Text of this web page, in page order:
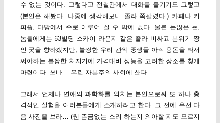
수 없는 것이다. 그렇다고 전철간에서 대화를 즐기기도 그렇고
(본인은 해봤다. 나중에 생각해보니 졸라 쪽팔렸다.) 카페나 커
피숍, 다방에서 주로 이루어 질 수 밖에 없다. 물론 돈많은 뇬,
놈들에게는 63빌딩 스카이 라운지 같은 졸라 비싸고 분위기 짱
인 곳을 향하겠지만, 불쌍한 우리 관악 중생들 아직 용돈을 타서
써야하는 불쌍한 처지기에 가격대비 성능을 고려한 장소를 찾게
마련이다. 쓰바… 우린 자본주의 사회에 산다.
그래서 언제나 연애의 과학화를 외치는 본인으로써 또 하나 충
격적인 실험을 여러분들에게 소개하려고 한다. 그 전에 우선 다
음 사진을 보라… (웬 뜬금없는 소리 하는지 의아할 지도 모르지